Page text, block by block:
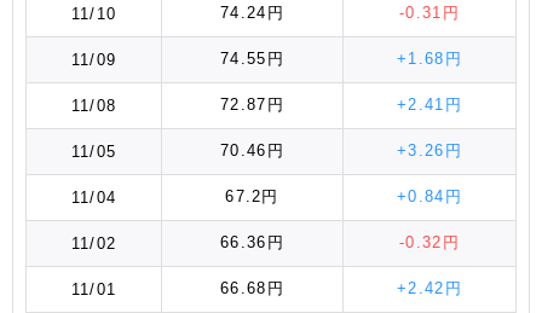
11/10 74.24円 -0.31円
11/09 74.55円 +1.68円
11/08 72.87円 +2.41円
11/05 70.46円 +3.26円
11/04 67.2円 +0.84円
11/02 66.36円 -0.32円
11/01 66.68円 +2.42円